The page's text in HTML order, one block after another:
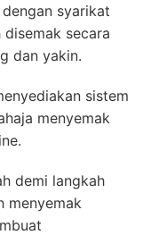
syarikat
secara
dan yakin.
sistem
menyemak
demi langkah
menyemak